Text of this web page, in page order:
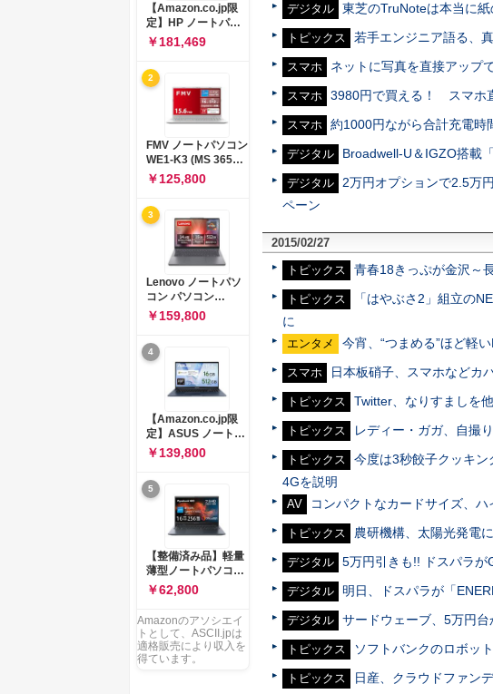
デジタル 東芝のTruNoteは本当に
トピックス 若手エンジニア語る、
スマホ ネットに写真を直接アップ
スマホ 3980円で買える！ スマホ
スマホ 約1000円ながら合計充電時
デジタル Broadwell-U＆IGZO搭載
デジタル
2万円オプションで2.5万
ペーン
2015/02/27
トピックス
青春18きっぷが金沢～
トピックス
「はやぶさ2」組立の
に
エンタメ 今宵、“つまめる”ほど軽
スマホ 日本板硝子、スマホなどカ
トピックス Twitter、なりすましを
トピックス レディー・ガガ、自撮
トピックス
今度は3秒餃子クッキ
4Gを説明
AV コンパクトなカードサイズ、ハ
トピックス 農研機構、太陽光発電
デジタル 5万円引きも!! ドスパラが
デジタル 明日、ドスパラが「
デジタル サードウェーブ、5万円台
トピックス ソフトバンクのロボッ
トピックス 日産、クラウドファン
【Amazon.co.jp限
定】HP ノートパソ
コン 15-fd 15.6イン
チ インテル Core 5
120U メモリ16GB
SSD512GB
Windows 11
Microsoft Office
2024搭載 WPS
Office搭載 カメラシ
ャッター 指紋認証 薄
型 Copilotキー搭載
ナチュラルシルバー
￥181,469
2
FMV ノートパソコン
WE1-K3 (MS 365
Personal/Copilotキ
ー搭載/Win 11/15.6
型/Core
i5/16GB/SSD
512GB/ホワイト)
FMVWK3E15W_AZ
￥125,800
3
Lenovo ノートパソ
コン パソコン
IdeaPad Slim 3 14.0
インチ AMD
Ryzen™ 5 8640HS
メモリ16GB
SSD512GB
Microsoft 365 試用
版 Windows11 バッ
テリー駆動12.6時間
重量1.39kg ルナグレ
ー 83K9003JJP ノー
トPC
￥159,800
4
【Amazon.co.jp限
定】ASUS ノートパ
ソコン Vivobook 15
M1502NAQ 15.6イ
ンチ AMD Ryzen 7
170 メモリ16GB
SSD 512GB
Microsoft 365
Personal (24か月版)
搭載 Windows 11 重
量1.7kg Wi-Fi 6E ク
ワイエットブルー
M1502NAQ-
￥139,800
5
【整備済み品】軽量
薄型ノートパソコン
dynabook G83 ■
13.3型
FHD(1920x1080) -
高性能第11世代Core
i5-1135G7 - メモリ
16GB - SSD 256GB
￥62,800
Amazonのアソシエイ
トとして、ASCII.jpは
適格販売により収入を
得ています。